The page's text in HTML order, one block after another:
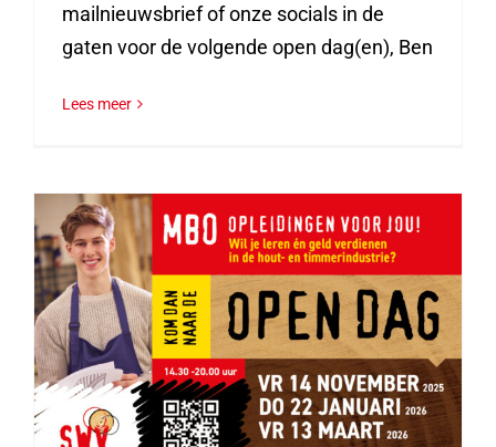
mailnieuwsbrief of onze socials in de
gaten voor de volgende open dag(en), Ben
Lees meer